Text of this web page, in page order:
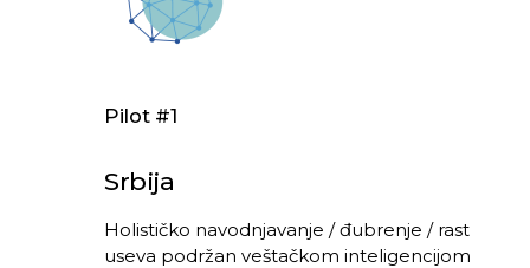
Pilot #1
Srbija
Holističko navodnjavanje / đubrenje / rast
useva podržan veštačkom inteligencijom